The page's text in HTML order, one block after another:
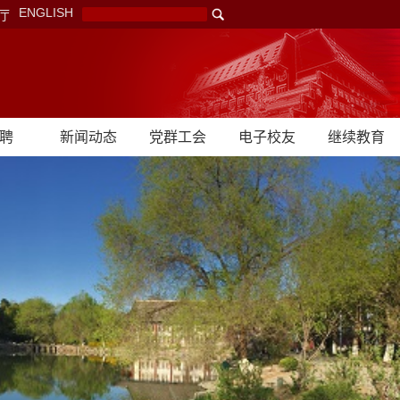
ENGLISH
新闻动态 党群工会 电子校友 继续教育